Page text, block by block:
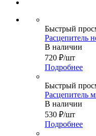
Быстрый
Расцепитель
В наличии
720 ₽/шт
Подробнее
Быстрый
Расцепитель
В наличии
530 ₽/шт
Подробнее